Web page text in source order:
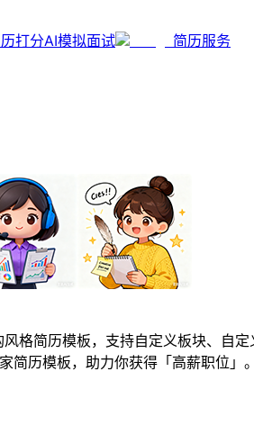
打分AI模拟面试
简历服务
格简历模板，支持自定义板块、自
历模板，助力你获得「高薪职位」。